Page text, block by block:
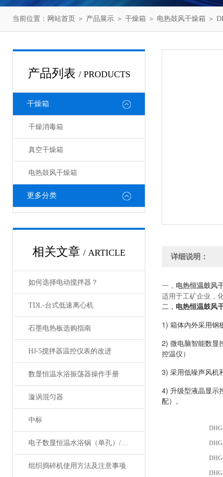
当前位置： 网站首页 ＞ 产品展示 ＞ 干燥箱 ＞ 电热鼓风干燥箱 ＞
产品列表 / PRODUCTS
干燥箱
干燥消毒箱
真空干燥箱
电热鼓风干燥箱
更多分类
相关文章 / ARTICLE
如何选择电动搅拌器？
TDL-台式低速离心机
石墨电热板选购指南
HJ-5搅拌器温控仪表的改进
数显恒温水浴振荡器操作手册
漩涡混匀器
中标
电子数显恒温水浴锅（单孔）/不锈钢恒温水浴 电热水浴锅
组织捣碎机使用方法及注意事项
详细说明：
一， 电热恒温鼓风
适用于工矿企业，
二， 电热恒温鼓风
1) 箱体内外采用钢
2) 微电脑智能数显
控温仪）
3) 采用低噪声风机
4) 升级型液晶显示
配）。